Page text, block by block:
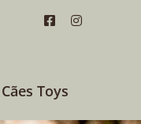
Cães Toys